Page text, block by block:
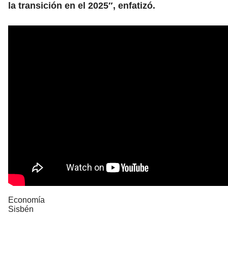
la transición en el 2025″, enfatizó.
Economía
Sisbén